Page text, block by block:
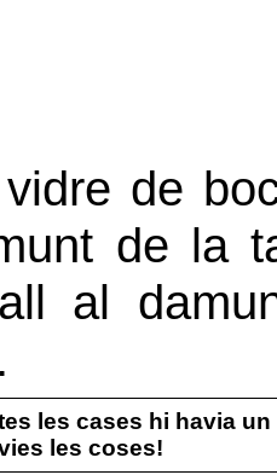
de
de la
al
les cases hi havia
les coses!